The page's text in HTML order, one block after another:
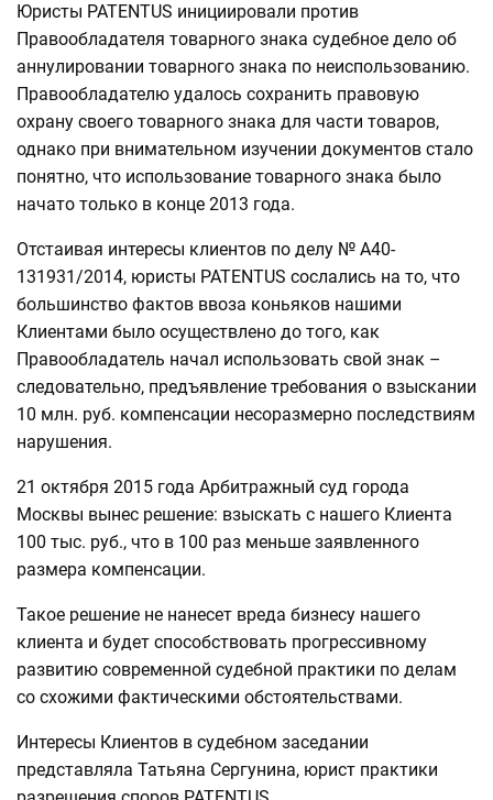
Юристы PATENTUS инициировали против
Правообладателя товарного знака судебное дело об
аннулировании товарного знака по неиспользованию.
Правообладателю удалось сохранить правовую
охрану своего товарного знака для части товаров,
однако при внимательном изучении документов стало
понятно, что использование товарного знака было
начато только в конце 2013 года.
Отстаивая интересы клиентов по делу № А40-
131931/2014, юристы PATENTUS сослались на то, что
большинство фактов ввоза коньяков нашими
Клиентами было осуществлено до того, как
Правообладатель начал использовать свой знак –
следовательно, предъявление требования о взыскании
10 млн. руб. компенсации несоразмерно последствиям
нарушения.
21 октября 2015 года Арбитражный суд города
Москвы вынес решение: взыскать с нашего Клиента
100 тыс. руб., что в 100 раз меньше заявленного
размера компенсации.
Такое решение не нанесет вреда бизнесу нашего
клиента и будет способствовать прогрессивному
развитию современной судебной практики по делам
со схожими фактическими обстоятельствами.
Интересы Клиентов в судебном заседании
представляла Татьяна Сергунина, юрист практики